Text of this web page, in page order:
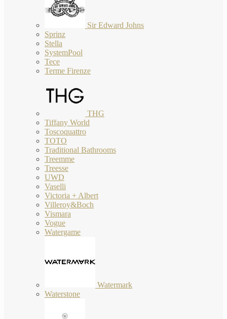
Sir Edward Johns
Sprinz
Stella
SystemPool
Tece
Terme Firenze
THG
Tiffany World
Toscoquattro
TOTO
Traditional Bathrooms
Treemme
Treesse
UWD
Vaselli
Victoria + Albert
Villeroy&Boch
Vismara
Vogue
Watergame
Watermark
Waterstone